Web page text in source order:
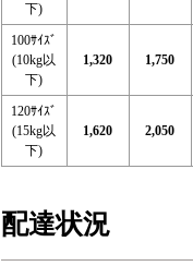
下)
100ｻｲｽﾞ
(10kg以
下)
1,320 1,750
120ｻｲｽﾞ
(15kg以
下)
1,620 2,050
配達状況